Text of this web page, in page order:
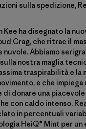
sulla spedizione,
Kee ha disegnato la
Crag, che ritrae il
nuvole. Abbiamo
nostra maglia
traspirabilità e
e che
di donare una
con caldo intenso.
in percentuali
HeiQ® Mint per